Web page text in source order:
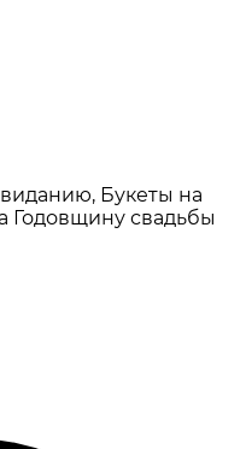
Букеты на
Годовщину свадьбы